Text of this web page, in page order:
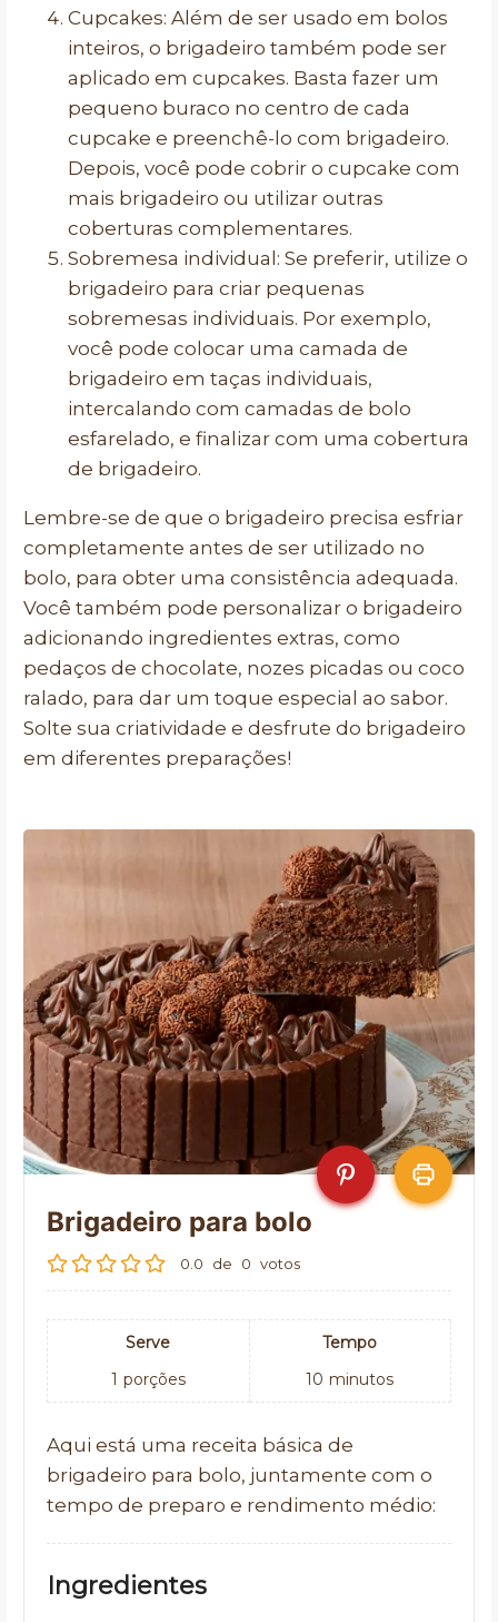
Cupcakes: Além de ser usado em bolos
inteiros, o brigadeiro também pode ser
aplicado em cupcakes. Basta fazer um
pequeno buraco no centro de cada
cupcake e preenchê-lo com brigadeiro.
Depois, você pode cobrir o cupcake com
mais brigadeiro ou utilizar outras
coberturas complementares.
Sobremesa individual: Se preferir, utilize o
brigadeiro para criar pequenas
sobremesas individuais. Por exemplo,
você pode colocar uma camada de
brigadeiro em taças individuais,
intercalando com camadas de bolo
esfarelado, e finalizar com uma cobertura
de brigadeiro.
Lembre-se de que o brigadeiro precisa esfriar
completamente antes de ser utilizado no
bolo, para obter uma consistência adequada.
Você também pode personalizar o brigadeiro
adicionando ingredientes extras, como
pedaços de chocolate, nozes picadas ou coco
ralado, para dar um toque especial ao sabor.
Solte sua criatividade e desfrute do brigadeiro
em diferentes preparações!
Brigadeiro para bolo
0.0 de 0 votos
Serve
1 porções
Tempo
10 minutos
Aqui está uma receita básica de
brigadeiro para bolo, juntamente com o
tempo de preparo e rendimento médio:
Ingredientes